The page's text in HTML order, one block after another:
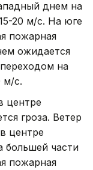
днем на
20 м/с. На юге
пожарная
ожидается
на
м/с.
центре
гроза. Ветер
центре
большей части
пожарная